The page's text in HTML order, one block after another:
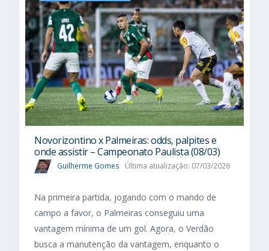
Novorizontino x Palmeiras: odds, palpites e
onde assistir – Campeonato Paulista (08/03)
Guilherme Gomes Última atualização: 07/03/2026
Na primeira partida, jogando com o mando de
campo a favor, o Palmeiras conseguiu uma
vantagem mínima de um gol. Agora, o Verdão
busca a manutenção da vantagem, enquanto o